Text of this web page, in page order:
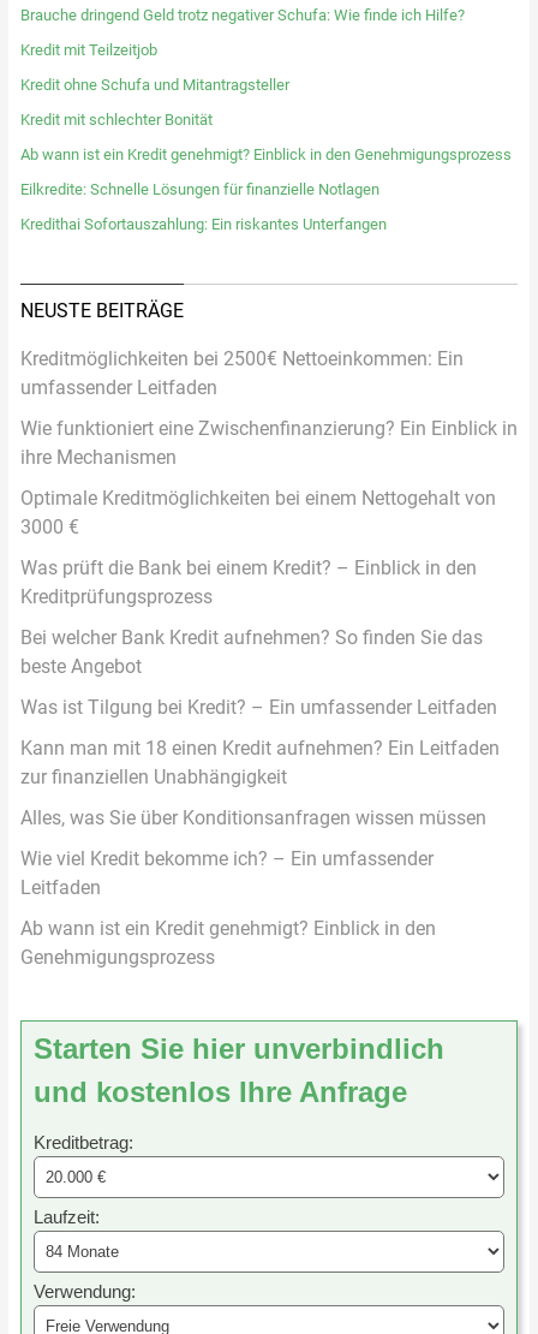
Brauche dringend Geld trotz negativer Schufa: Wie finde ich Hilfe?
Kredit mit Teilzeitjob
Kredit ohne Schufa und Mitantragsteller
Kredit mit schlechter Bonität
Ab wann ist ein Kredit genehmigt? Einblick in den Genehmigungsprozess
Eilkredite: Schnelle Lösungen für finanzielle Notlagen
Kredithai Sofortauszahlung: Ein riskantes Unterfangen
NEUSTE BEITRÄGE
Kreditmöglichkeiten bei 2500€ Nettoeinkommen: Ein
umfassender Leitfaden
Wie funktioniert eine Zwischenfinanzierung? Ein Einblick in
ihre Mechanismen
Optimale Kreditmöglichkeiten bei einem Nettogehalt von
3000 €
Was prüft die Bank bei einem Kredit? – Einblick in den
Kreditprüfungsprozess
Bei welcher Bank Kredit aufnehmen? So finden Sie das
beste Angebot
Was ist Tilgung bei Kredit? – Ein umfassender Leitfaden
Kann man mit 18 einen Kredit aufnehmen? Ein Leitfaden
zur finanziellen Unabhängigkeit
Alles, was Sie über Konditionsanfragen wissen müssen
Wie viel Kredit bekomme ich? – Ein umfassender
Leitfaden
Ab wann ist ein Kredit genehmigt? Einblick in den
Genehmigungsprozess
Starten Sie hier unverbindlich
und kostenlos Ihre Anfrage
Kreditbetrag:
Laufzeit:
Verwendung: